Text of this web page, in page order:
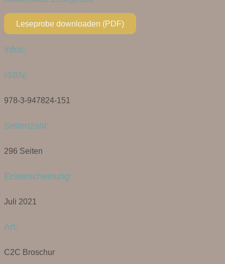
Leseprobe downloaden (PDF)
Infos:
ISBN:
978-3-947824-151
Seitenzahl:
296 Seiten
Ersterscheinung:
Juli 2021
Art:
C2C Broschur